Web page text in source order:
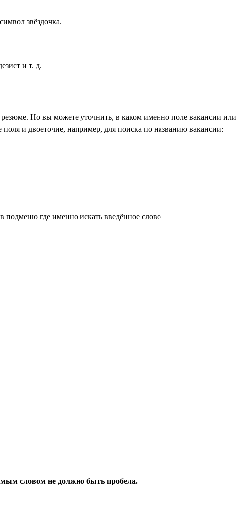
звёздочка.
и т. д.
Но вы можете уточнить, в каком именно поле вакансии или
и двоеточие, например, для поиска по названию вакансии:
подменю где именно искать введённое слово
словом не должно быть пробела.